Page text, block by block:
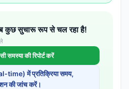
कुछ सुचारू रूप से चल रहा है!
समस्या की रिपोर्ट करें
time) में प्रतिक्रिया समय,
की जांच करें।